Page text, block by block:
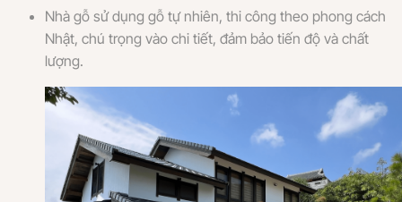
Nhà gỗ sử dụng gỗ tự nhiên, thi công theo phong cách
Nhật, chú trọng vào chi tiết, đảm bảo tiến độ và chất
lượng.